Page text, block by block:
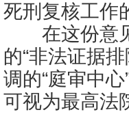
死刑复核工作
在这份意见
的“非法证据
调的“庭审中
可视为最高法